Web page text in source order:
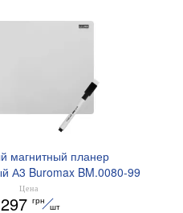
магнитный планер
А3 Buromax BM.0080-99
Цена
297 грн
шт